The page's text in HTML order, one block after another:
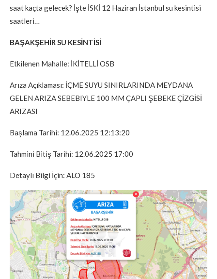
saat kaçta gelecek? İşte İSKİ 12 Haziran İstanbul su kesintisi
saatleri…
BAŞAKŞEHİR SU KESİNTİSİ
Etkilenen Mahalle: İKİTELLİ OSB
Arıza Açıklaması: İÇME SUYU SINIRLARINDA MEYDANA
GELEN ARIZA SEBEBIYLE 100 MM ÇAPLI ŞEBEKE ÇİZGİSİ
ARIZASI
Başlama Tarihi: 12.06.2025 12:13:20
Tahmini Bitiş Tarihi: 12.06.2025 17:00
Detaylı Bilgi İçin: ALO 185